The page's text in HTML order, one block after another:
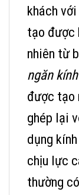
khách
tạo được
nhiên từ
ngăn
được tạo
ghép lại
dụng
chịu lực
thường